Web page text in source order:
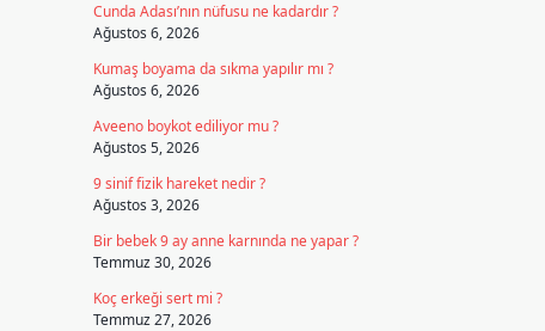
Cunda Adası’nın nüfusu ne kadardır ?
Ağustos 6, 2026
Kumaş boyama da sıkma yapılır mı ?
Ağustos 6, 2026
Aveeno boykot ediliyor mu ?
Ağustos 5, 2026
9 sinif fizik hareket nedir ?
Ağustos 3, 2026
Bir bebek 9 ay anne karnında ne yapar ?
Temmuz 30, 2026
Koç erkeği sert mi ?
Temmuz 27, 2026